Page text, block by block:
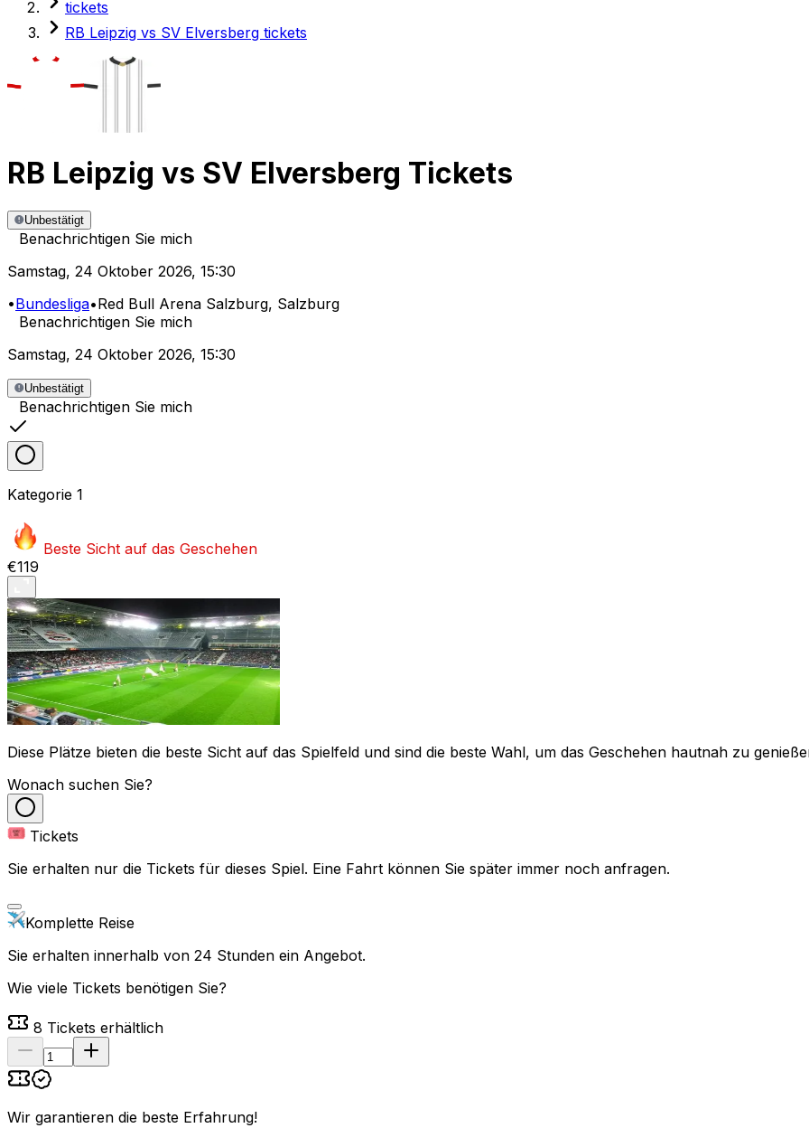
tickets
RB Leipzig vs SV Elversberg tickets
RB Leipzig vs SV Elversberg Tickets
Unbestätigt
Benachrichtigen Sie mich
Samstag, 24 Oktober 2026, 15:30
•Bundesliga•Red Bull Arena Salzburg, Salzburg
Benachrichtigen Sie mich
Samstag, 24 Oktober 2026, 15:30
Unbestätigt
Benachrichtigen Sie mich
Kategorie 1
Beste Sicht auf das Geschehen
€119
Diese Plätze bieten die beste Sicht auf das Spielfeld und sind die beste Wahl, um das Geschehen hautnah zu
Wonach suchen Sie?
Tickets
Sie erhalten nur die Tickets für dieses Spiel. Eine Fahrt können Sie später immer noch anfragen.
Komplette Reise
Sie erhalten innerhalb von 24 Stunden ein Angebot.
Wie viele Tickets benötigen Sie?
8 Tickets erhältlich
Wir garantieren die beste Erfahrung!